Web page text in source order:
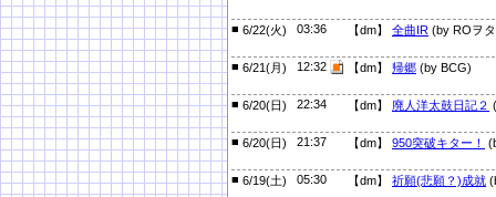
■ 6/22(火) 03:36 【dm】 全曲IR (by ROヲ
■ 6/21(月) 12:32 【dm】 帰郷 (by BCG)
■ 6/20(日) 22:34 【dm】 廃人洋太鼓日記２
■ 6/20(日) 21:37 【dm】 950突破キター！
■ 6/19(土) 05:30 【dm】 祈願(悲願？)成就